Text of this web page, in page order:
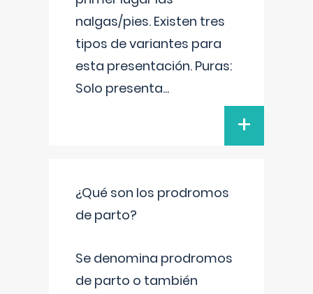
nalgas/pies. Existen tres
tipos de variantes para
esta presentación. Puras:
Solo presenta...
+
¿Qué son los prodromos
de parto?
Se denomina prodromos
de parto o también